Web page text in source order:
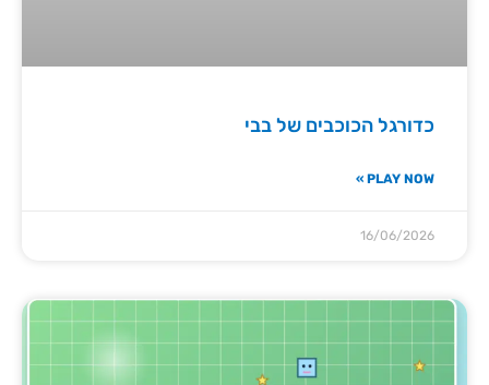
כדורגל הכוכבים של בבי
PLAY NOW »
16/06/2026